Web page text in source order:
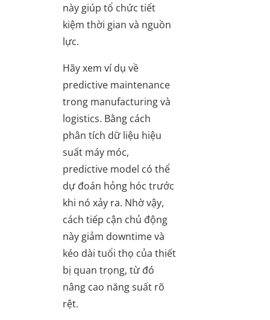
này giúp tổ chức tiết
kiệm thời gian và nguồn
lực.
Hãy xem ví dụ về
predictive maintenance
trong manufacturing và
logistics. Bằng cách
phân tích dữ liệu hiệu
suất máy móc,
predictive model có thể
dự đoán hỏng hóc trước
khi nó xảy ra. Nhờ vậy,
cách tiếp cận chủ động
này giảm downtime và
kéo dài tuổi thọ của thiết
bị quan trọng, từ đó
nâng cao năng suất rõ
rệt.